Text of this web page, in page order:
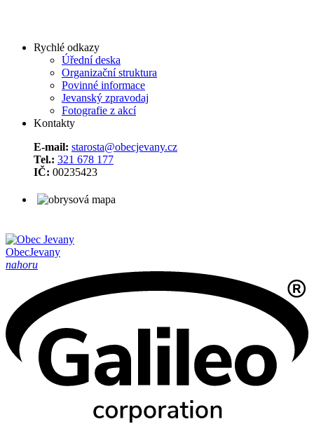
Rychlé odkazy
Úřední deska
Organizační struktura
Povinné informace
Jevanský zpravodaj
Fotografie z akcí
Kontakty
E-mail: starosta@obecjevany.cz
Tel.: 321 678 177
IČ: 00235423
ObecJevany
nahoru